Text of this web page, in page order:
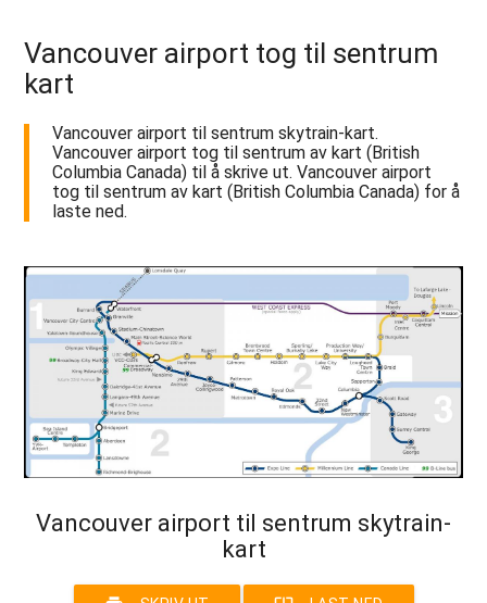
Vancouver airport tog til sentrum
kart
Vancouver airport til sentrum skytrain-kart.
Vancouver airport tog til sentrum av kart (British
Columbia Canada) til å skrive ut. Vancouver airport
tog til sentrum av kart (British Columbia Canada) for å
laste ned.
Vancouver airport til sentrum skytrain-
kart